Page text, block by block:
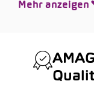
Mehr anzeigen